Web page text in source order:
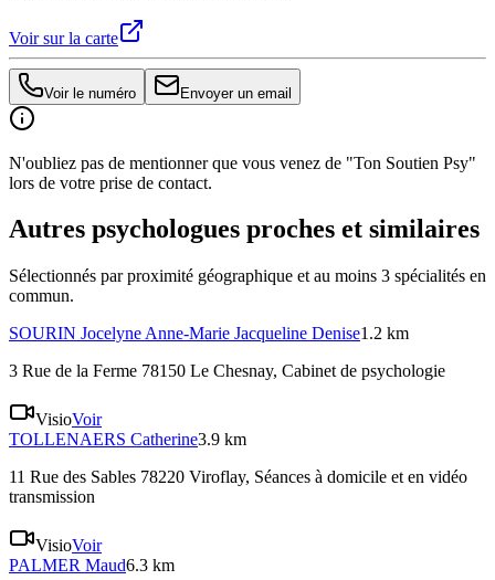
Voir sur la carte
Voir le numéro Envoyer un email
N'oubliez pas de mentionner que vous venez de "Ton Soutien Psy"
lors de votre prise de contact.
Autres psychologues proches et similaires
Sélectionnés par proximité géographique et au moins 3 spécialités en
commun.
SOURIN Jocelyne Anne-Marie Jacqueline Denise1.2 km
3 Rue de la Ferme 78150 Le Chesnay, Cabinet de psychologie
VisioVoir
TOLLENAERS Catherine3.9 km
11 Rue des Sables 78220 Viroflay, Séances à domicile et en vidéo
transmission
VisioVoir
PALMER Maud6.3 km